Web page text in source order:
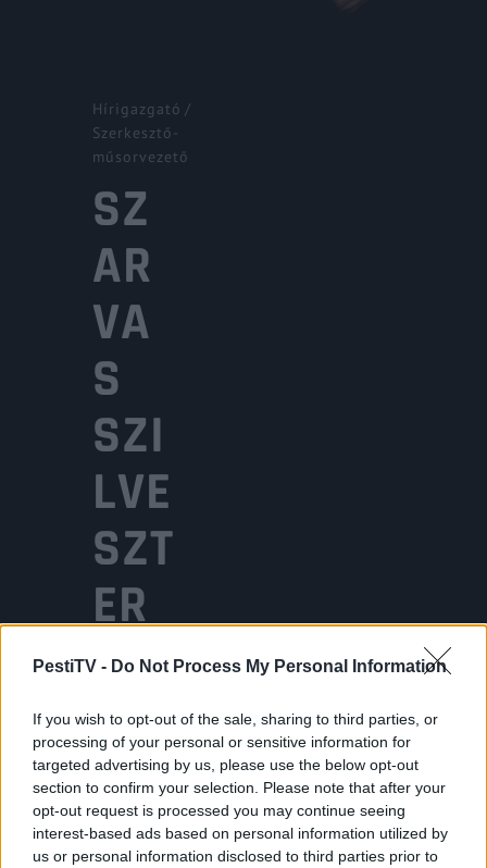
PestiTV - Do Not Process My Personal Information
If you wish to opt-out of the sale, sharing to third parties, or
processing of your personal or sensitive information for
targeted advertising by us, please use the below opt-out
section to confirm your selection. Please note that after your
opt-out request is processed you may continue seeing
interest-based ads based on personal information utilized by
us or personal information disclosed to third parties prior to
Hírigazgató
Szerkesztő-
műsorvezető
SZ
AR
VA
S
SZI
LVE
SZT
ER